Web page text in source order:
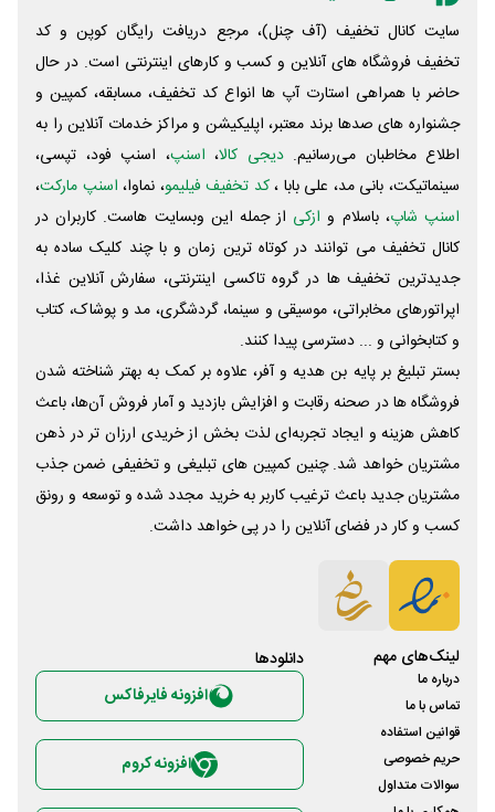
سایت کانال تخفیف (آف چنل)، مرجع دریافت رایگان کوپن و کد
تخفیف فروشگاه های آنلاین و کسب و‌ کارهای اینترنتی است. در حال
حاضر با همراهی استارت آپ ها انواع کد تخفیف، مسابقه، کمپین و
جشنواره های صدها برند معتبر، اپلیکیشن و مراکز خدمات آنلاین را به
اطلاع مخاطبان می‌رسانیم. دیجی کالا، اسنپ، اسنپ فود، تپسی،
سینماتیکت، بانی مد، علی‌ بابا ،کد تخفیف فیلیمو، نماوا، اسنپ مارکت،
اسنپ شاپ، باسلام و ازکی از جمله این وبسایت ‌هاست. کاربران در
کانال تخفیف می توانند در کوتاه ترین زمان و با چند کلیک ساده به
جدیدترین تخفیف ها در گروه تاکسی اینترنتی، سفارش آنلاین غذا،
اپراتورهای مخابراتی، موسیقی و سینما، گردشگری، مد و پوشاک، کتاب
و کتابخوانی و ... دسترسی پیدا کنند.
بستر تبلیغ بر پایه بن هدیه و آفر، علاوه بر کمک به بهتر شناخته شدن
فروشگاه ها در صحنه رقابت و افزایش بازدید و آمار فروش آن‌ها، باعث
کاهش هزینه و ایجاد تجربه‌ای لذت بخش از خریدی ارزان تر در ذهن
مشتریان خواهد شد. چنین کمپین های تبلیغی و تخفیفی ضمن جذب
مشتریان جدید باعث ترغیب کاربر به خرید مجدد شده و توسعه و رونق
کسب و کار در فضای آنلاین را در پی خواهد داشت.
لینک‌های مهم
درباره ما
تماس با ما
قوانین استفاده
حریم خصوصی
سوالات متداول
دانلود‌ها
افزونه فایرفاکس
افزونه کروم